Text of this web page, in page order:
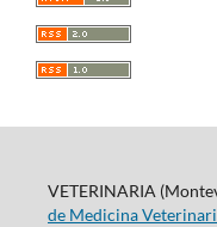
VETERINARIA
de Medicina